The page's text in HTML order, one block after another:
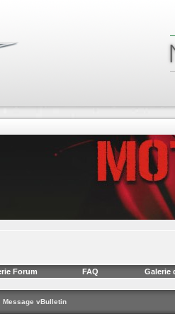
Forum FAQ Galerie
Message vBulletin